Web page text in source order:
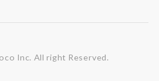
Inc. All right Reserved.